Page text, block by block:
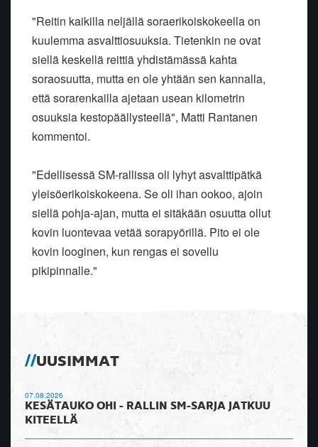
"Reitin kaikilla neljällä soraerikoiskokeella on
kuulemma asvalttiosuuksia. Tietenkin ne ovat
siellä keskellä reittiä yhdistämässä kahta
soraosuutta, mutta en ole yhtään sen kannalla,
että sorarenkailla ajetaan usean kilometrin
osuuksia kestopäällysteellä", Matti Rantanen
kommentoi.
"Edellisessä SM-rallissa oli lyhyt asvalttipätkä
yleisöerikoiskokeena. Se oli ihan ookoo, ajoin
siellä pohja-ajan, mutta ei sitäkään osuutta ollut
kovin luontevaa vetää sorapyörillä. Pito ei ole
kovin looginen, kun rengas ei sovellu
pikipinnalle."
UUSIMMAT
07.08.2026
KESÄTAUKO OHI - RALLIN SM-SARJA JATKUU
KITEELLÄ